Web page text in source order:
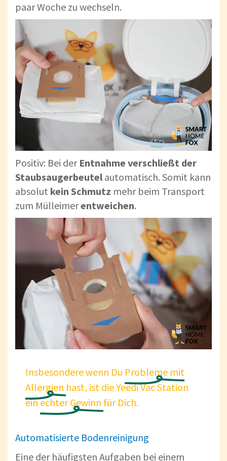
paar Woche zu wechseln.
Positiv: Bei der Entnahme verschließt der
Staubsaugerbeutel automatisch. Somit kann
absolut kein Schmutz mehr beim Transport
zum Mülleimerentweichen.
Insbesondere wenn Du Probleme mit
Allergien hast, ist die Yeedi Vac Station
einechter Gewinn für Dich.
Automatisierte Bodenreinigung
Eine der häufigsten Aufgaben bei einem